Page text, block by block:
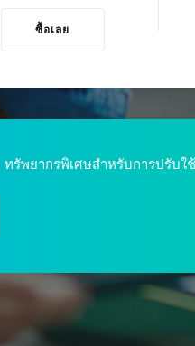
ซื้อเลย
รัพยากรพิเศษสำหรับการปรับใ